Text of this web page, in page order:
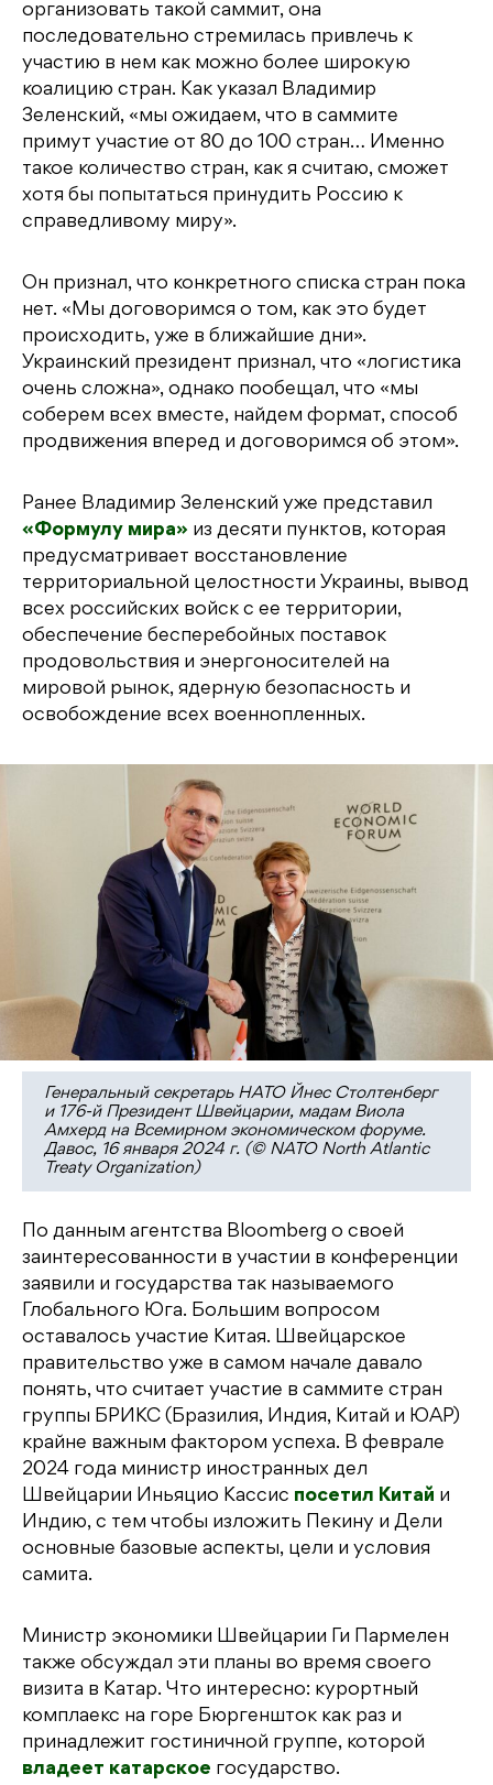
организовать такой саммит, она
последовательно стремилась привлечь к
участию в нем как можно более широкую
коалицию стран. Как указал Владимир
Зеленский, «мы ожидаем, что в саммите
примут участие от 80 до 100 стран… Именно
такое количество стран, как я считаю, сможет
хотя бы попытаться принудить Россию к
справедливому миру».
Он признал, что конкретного списка стран пока
нет. «Мы договоримся о том, как это будет
происходить, уже в ближайшие дни».
Украинский президент признал, что «логистика
очень сложна», однако пообещал, что «мы
соберем всех вместе, найдем формат, способ
продвижения вперед и договоримся об этом».
Ранее Владимир Зеленский уже представил
«Формулу мира» из десяти пунктов, которая
предусматривает восстановление
территориальной целостности Украины, вывод
всех российских войск с ее территории,
обеспечение бесперебойных поставок
продовольствия и энергоносителей на
мировой рынок, ядерную безопасность и
освобождение всех военнопленных.
Генеральный секретарь НАТО Йнес Столтенберг
и 176-й Президент Швейцарии, мадам Виола
Амхерд на Всемирном экономическом форуме.
Давос, 16 января 2024 г. (© NATO North Atlantic
Treaty Organization)
По данным агентства Bloomberg о своей
заинтересованности в участии в конференции
заявили и государства так называемого
Глобального Юга. Большим вопросом
оставалось участие Китая. Швейцарское
правительство уже в самом начале давало
понять, что считает участие в саммите стран
группы БРИКС (Бразилия, Индия, Китай и ЮАР)
крайне важным фактором успеха. В феврале
2024 года министр иностранных дел
Швейцарии Иньяцио Кассис посетил Китай и
Индию, с тем чтобы изложить Пекину и Дели
основные базовые аспекты, цели и условия
самита.
Министр экономики Швейцарии Ги Пармелен
также обсуждал эти планы во время своего
визита в Катар. Что интересно: курортный
комплаекс на горе Бюргеншток как раз и
принадлежит гостиничной группе, которой
владеет катарское государство.